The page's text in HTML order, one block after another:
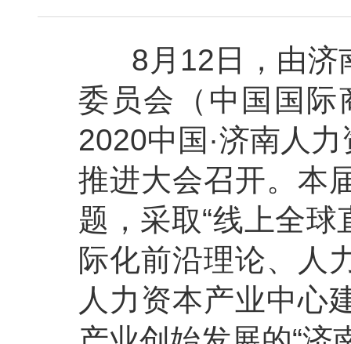
8 月 12 日，由
委员会（中国国
2020中国 ·济南人
推进大会召开。本
题，采取“线上全球
际化前沿理论、人
人力资本产业中心